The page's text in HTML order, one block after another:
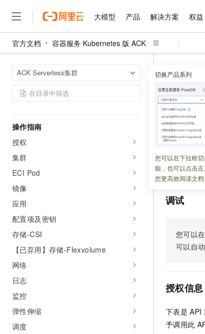
大模型 产品 解决方案 权益
官方文档 容器服务 Kubernetes 版 ACK
ACK Serverless集群 切换产品系列
您可以在下拉框
能，也可以点击
您更高效阅读文档
快速入门
容器服务 Serverless 版使用快速入门
快速部署基于Nginx的应用并配置弹
基于ACR和云效快速部署spring-hello
应用
操作指南
授权
集群
ECI Pod
镜像
应用
配置项及密钥
存储-CSI
【已弃用】存储-Flexvolume
网络
日志
监控
弹性伸缩
调度
更新时间：
您可以调用
漏洞、
调试
您可以在
可以自
授权信息
下表是 API
予调用此
大模型
大模型
文本生成
Qwen3.8-Max
智能体时代全能
能看、能想、能
千问AI平台-
千问AI平台-模
产品
计算
容器
存储
网络与CDN
安全
中间件
数据库
媒体服务
精选产品
大模型服务平台
大模型服务与应用
千问大模型
多元化、高性能
无影云电脑
随时随地安全接入
云解析DNS
云原生大数据
解决方案
互联网应用开发
大数据
安全
网络
上云与迁云
企业出海
政企业务
精选解决方案
睿译宝，AI翻译
上传文档即自动
GLM-5.2：长
Hermes Agent
自主进化，持久记
快速拥有专属
权益 普惠上云
普惠上云 官方力
云服务器38元/年
官方推荐返现计划
推荐新用户得奖
云工开物
高校专属算力普
免费试用
解决方案免费试
AI 产品 免费试用
1亿+ 大模型
助力企业全员 AI
定价 产品定价
了解云产品的定价
云上成本管理
管理和优化成本
云市场 精选商城
网站建设
多端小程序
Salesforce 国
友盟天域
观测云
Tuya 物联网平
电子合同
Tableau 订阅
生态解决方案
行业生态解决方
伙伴 成为销售伙伴
分销伙伴
咨询伙伴
销售伙伴合作
Salesforce On
Consulting
AI 大模型销售
服务 售前咨询
在线服务
售后服务
自助服务
工单服务
短信专区
了解阿里云 为什么选择
什么是云计算
技术领先
稳定可靠
安全合规
分析师报告
研究报告与白皮
天池大赛
云开发大赛